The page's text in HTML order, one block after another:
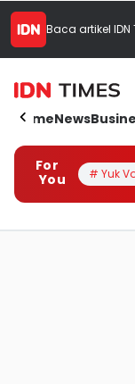
Baca artikel
HomeNews
For
You
# Yuk